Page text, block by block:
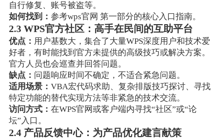
自行修复、账号被盗等。
如何找到： 参考wps官网 第一部分的核心入口指南。
2.3 WPS官方社区：高手在民间的互助平台
优点： 用户基数大，集合了大量WPS深度用户和技术爱
好者，有时能找到官方未提供的高级技巧或解决方案。
官方人员也会巡查并回答问题。
缺点： 问题响应时间不确定，不适合紧急问题。
适用场景： VBA宏代码求助、复杂排版技巧探讨、寻找
特定功能的替代实现方法等非紧急的技术交流。
访问方式： 在WPS官网或客户端内寻找“社区”或“论
坛”入口。
2.4 产品反馈中心：为产品优化建言献策